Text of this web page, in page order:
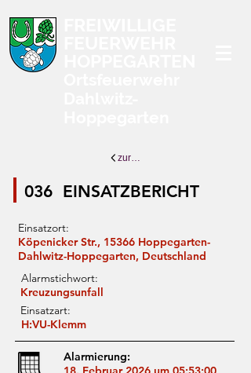
zurück zur Übersicht
EINSATZBERICHT
036
Einsatzort:
Köpenicker Str., 15366 Hoppegarten-
Dahlwitz-Hoppegarten, Deutschland
Alarmstichwort:
Kreuzungsunfall
Einsatzart:
H:VU-Klemm
Alarmierung: